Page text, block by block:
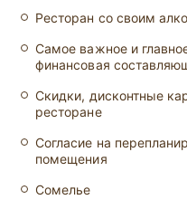
Ресторан со своим
Самое важное и
финансовая
Скидки, дисконтные
ресторане
Согласие на
помещения
Сомелье